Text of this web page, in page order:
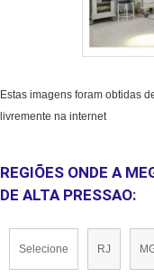
Estas imagens foram obtidas
livremente na internet
REGIÕES ONDE A
DE ALTA PRESSAO:
Selecione RJ